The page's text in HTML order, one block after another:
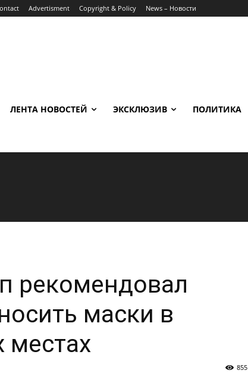
Advertisment Copyright & Policy News – Новости
ЛЕНТА НОВОСТЕЙ ЭКСКЛЮЗИВ ПОЛИТИКА
рекомендовал
маски в
местах
855